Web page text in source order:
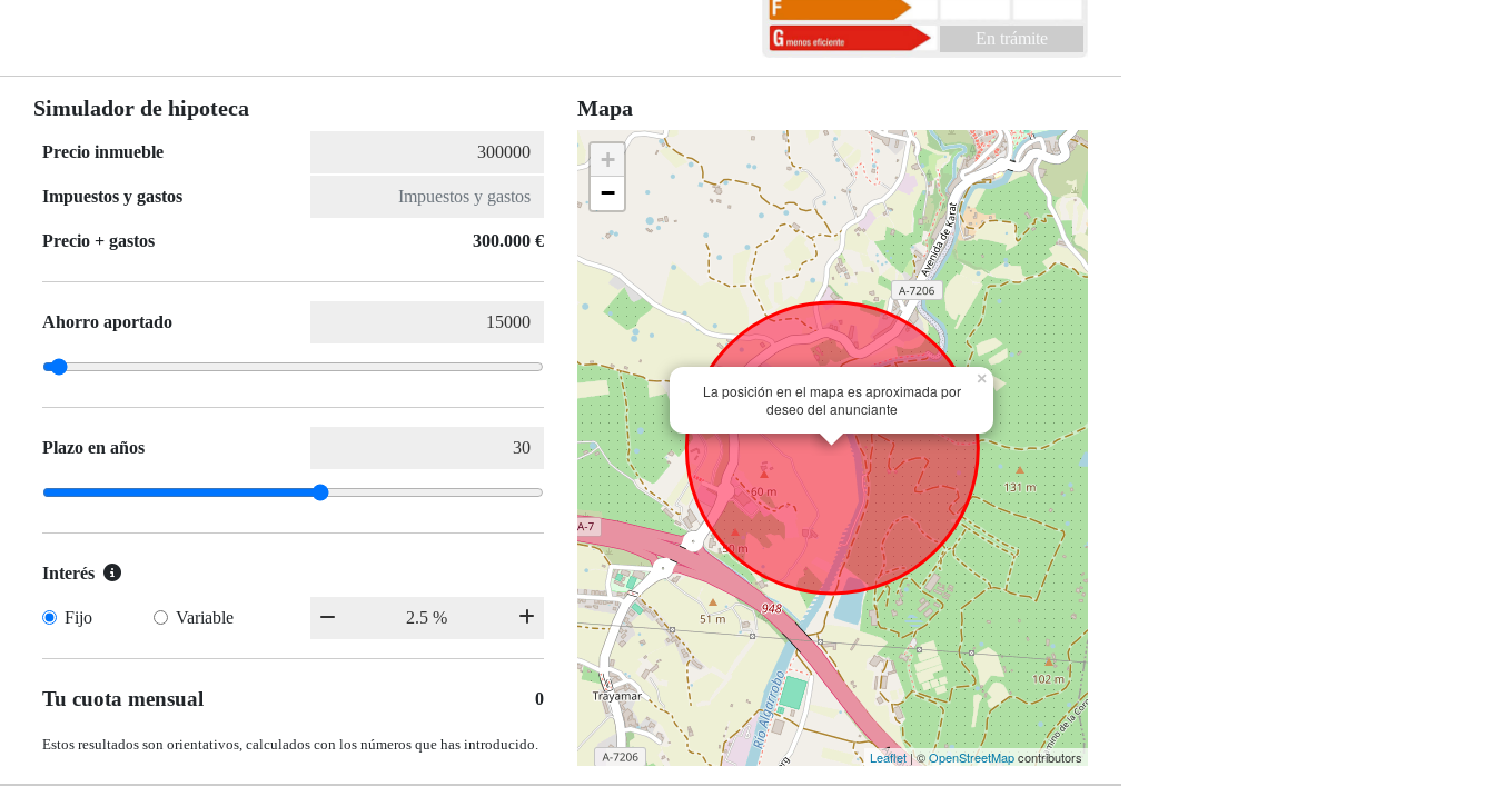
En trámite
Simulador de hipoteca
Precio inmueble
Impuestos y gastos
Precio + gastos 300.000 €
Ahorro aportado
Plazo en años
Interés
Fijo Variable
Tu cuota mensual 0
Estos resultados son orientativos, calculados con los números que has introducido.
Mapa
La posición en el mapa es aproximada por
deseo del anunciante
×
+
−
Leaflet| ©OpenStreetMapcontributors